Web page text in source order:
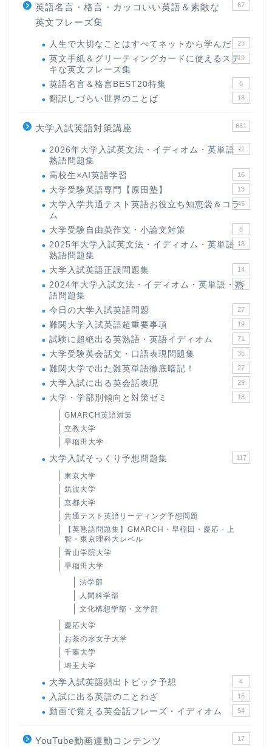
英語名言・格言・カッコいい英語＆素敵な
英文フレーズ集
67
人生で大切なことはすべてネットから学んだ 23
英文手紙＆グリーティングカードに使えるステ
キな英文フレーズ集
19
英語名言＆格言BEST20特集 6
翻訳しづらい世界のことば 18
大学入試英語対策講座 661
2026年大学入試英文法・イディオム・英単語・
熟語問題集
11
高校生×AI英語学習 16
大学受験英語専門【原田塾】 13
大学入学共通テスト英語お役立ち知恵袋＆コラ
ム
45
大学受験自由英作文・小論文対策 8
2025年大学入試英文法・イディオム・英単語・
熟語問題集
18
大学入試英語正誤問題集 14
2024年大学入試文法・イディオム・英単語・熟
語問題集
15
今日の大学入試英語問題 27
難関大学入試英語超重要事項 19
試験に超絶出る英熟語・英語イディオム 71
大学受験英会話文・口語表現問題集 35
難関大学で出た難英単語徹底暗記！ 27
大学入試に出る英会話表現 29
大学・学部別傾向と対策ゼミ 18
GMARCH英語対策
立教大学
早稲田大学
大学入試そっくり予想問題集 117
東京大学
筑波大学
京都大学
共通テスト英語リーディング予想問題
【英熟語問題集】GMARCH・早稲田・慶応・上
智・東京理科大レベル
青山学院大学
早稲田大学
法学部
人間科学部
文化構想学部・文学部
慶応大学
お茶の水女子大学
千葉大学
埼玉大学
大学入試英語頻出トピック予想 4
入試に出る英語のことわざ 16
動画で覚える英会話フレーズ・イディオム 54
YouTube動画連動コンテンツ 17